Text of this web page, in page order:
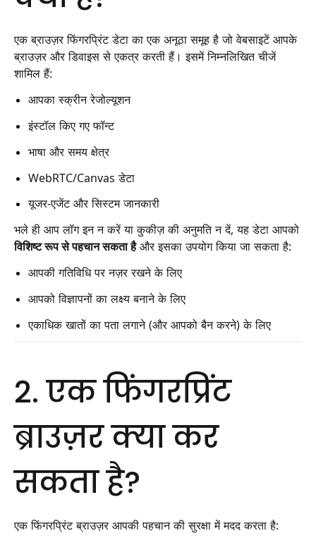
एक ब्राउज़र फिंगरप्रिंट डेटा का एक अनूठा समूह है जो वेबसाइटें आपके
ब्राउज़र और डिवाइस से एकत्र करती हैं। इसमें निम्नलिखित चीजें
शामिल हैं:
आपका स्क्रीन रेजोल्यूशन
इंस्टॉल किए गए फॉन्ट
भाषा और समय क्षेत्र
WebRTC/Canvas डेटा
यूजर-एजेंट और सिस्टम जानकारी
भले ही आप लॉग इन न करें या कुकीज़ की अनुमति न दें, यह डेटा आपको
विशिष्ट रूप से पहचान सकता हैऔर इसका उपयोग किया जा सकता है:
आपकी गतिविधि पर नज़र रखने के लिए
आपको विज्ञापनों का लक्ष्य बनाने के लिए
एकाधिक खातों का पता लगाने (और आपको बैन करने) के लिए
2. एक फिंगरप्रिंट
ब्राउज़र क्या कर
सकता है?
एक फिंगरप्रिंट ब्राउज़र आपकी पहचान की सुरक्षा में मदद करता है: